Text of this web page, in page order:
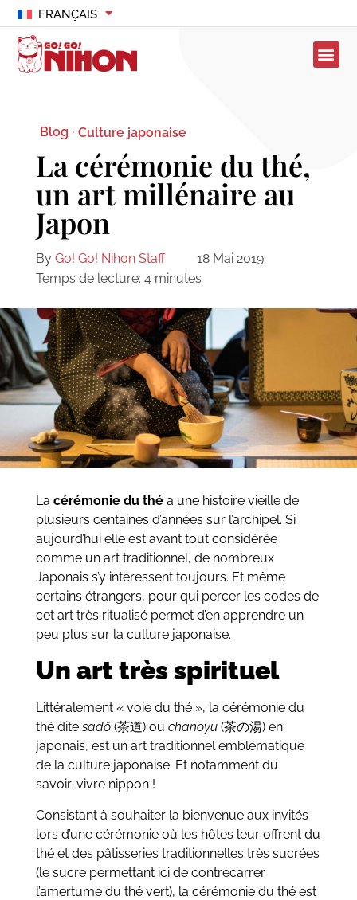
FRANÇAIS
Blog · Culture japonaise
La cérémonie du thé,
un art millénaire au
Japon
By Go! Go! Nihon Staff
18 Mai 2019
Temps de lecture: 4 minutes
La cérémonie du thé a une histoire vieille de
plusieurs centaines d’années sur l’archipel. Si
aujourd’hui elle est avant tout considérée
comme un art traditionnel, de nombreux
Japonais s’y intéressent toujours. Et même
certains étrangers, pour qui percer les codes de
cet art très ritualisé permet d’en apprendre un
peu plus sur la culture japonaise.
Un art très spirituel
Littéralement « voie du thé », la cérémonie du
thé ditesadô(茶道) ou chanoyu(茶の湯) en
japonais, est un art traditionnel emblématique
de la culture japonaise. Et notamment du
savoir-vivre nippon !
Consistant à souhaiter la bienvenue aux invités
lors d’une cérémonie où les hôtes leur offrent du
thé et des pâtisseries traditionnelles très sucrées
(le sucre permettant ici de contrecarrer
l’amertume du thé vert), la cérémonie du thé est